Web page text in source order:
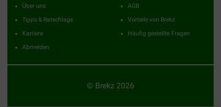
Über uns
Tipps & Ratschlage
Karriere
Abmelden
AGB
Vorteile von Brekz
Häufig gestellte Fragen
© Brekz 2026